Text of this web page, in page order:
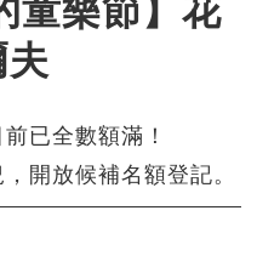
童樂節】花
已全數額滿！
開放候補名額登記。